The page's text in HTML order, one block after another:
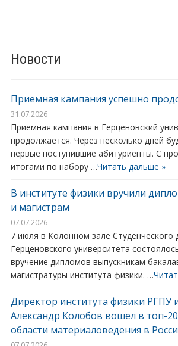
Новости
Приемная кампания успешно
31.07.2026
Приемная кампания в Герценовский
продолжается. Через несколько дней
первые поступившие абитуриенты. С
итогами по набору …Читать дальше »
В институте физики вручили
и магистрам
07.07.2026
7 июля в Колонном зале Студенческого
Герценовского университета
вручение дипломов выпускникам
магистратуры института физики. …
Директор института физики РГПУ
Александр Колобов вошел в топ-
области материаловедения в